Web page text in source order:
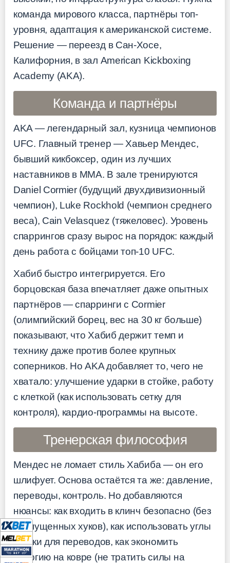
команда мирового класса, партнёры топ-
уровня, адаптация к американской системе.
Решение — переезд в Сан-Хосе,
Калифорния, в зал American Kickboxing
Academy (AKA).
Команда и партнёры
AKA — легендарный зал, кузница чемпионов
UFC. Главный тренер — Хавьер Мендес,
бывший кикбоксер, один из лучших
наставников в ММА. В зале тренируются
Daniel Cormier (будущий двухдивизионный
чемпион), Luke Rockhold (чемпион среднего
веса), Cain Velasquez (тяжеловес). Уровень
спаррингов сразу вырос на порядок: каждый
день работа с бойцами топ-10 UFC.
Хабиб быстро интегрируется. Его
борцовская база впечатляет даже опытных
партнёров — спарринги с Cormier
(олимпийский борец, вес на 30 кг больше)
показывают, что Хабиб держит темп и
технику даже против более крупных
соперников. Но AKA добавляет то, чего не
хватало: улучшение ударки в стойке, работу
с клеткой (как использовать сетку для
контроля), кардио-программы на высоте.
Тренерская философия
Мендес не ломает стиль Хабиба — он его
шлифует. Основа остаётся та же: давление,
переводы, контроль. Но добавляются
нюансы: как входить в клинч безопасно (без
пропущенных хуков), как использовать углы
клетки для переводов, как экономить
энергию на ковре (не тратить силы на